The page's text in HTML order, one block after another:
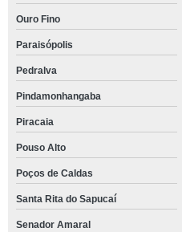
Ouro Fino
Paraisópolis
Pedralva
Pindamonhangaba
Piracaia
Pouso Alto
Poços de Caldas
Santa Rita do Sapucaí
Senador Amaral